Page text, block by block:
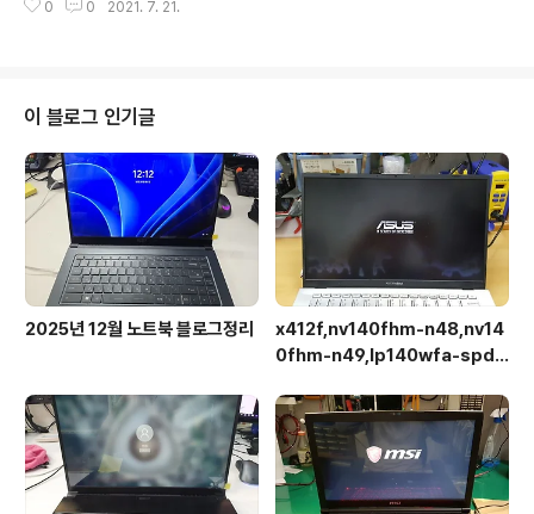
0 0 2021. 7. 21.
이 블로그 인기글
2025년 12월 노트북 블로그정리
x412f,nv140fhm-n48,nv14
0fhm-n49,lp140wfa-spd1,